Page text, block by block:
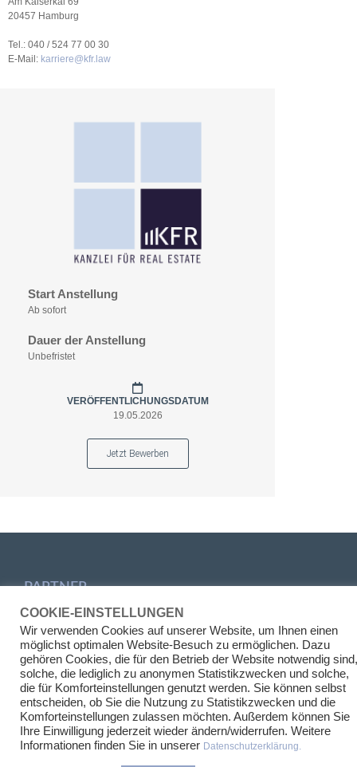
20457 Hamburg
Tel.: 040 / 524 77 00 30
E-Mail: karriere@kfr.law
Start Anstellung
Ab sofort
Dauer der Anstellung
Unbefristet
VERÖFFENTLICHUNGSDATUM
19.05.2026
Jetzt Bewerben
PARTNER
Prof. Dr. Henrik Kirchhoff
Dr. Thilo Franke, M.A.
Felix M. Riethmüller
Dr. Tina Großkurth
RECHTSGEBIETE
Immobilientransaktionen
COOKIE-EINSTELLUNGEN
möglichst optimalen Website-Besuch zu ermöglichen. Dazu
gehören Cookies, die für den Betrieb der Website notwendig sind,
solche, die lediglich zu anonymen Statistikzwecken und solche,
die für Komforteinstellungen genutzt werden. Sie können selbst
entscheiden, ob Sie die Nutzung zu Statistikzwecken und die
Komforteinstellungen zulassen möchten. Außerdem können Sie
Ihre Einwilligung jederzeit wieder ändern/widerrufen. Weitere
Informationen finden Sie in unsererDatenschutzerklärung.